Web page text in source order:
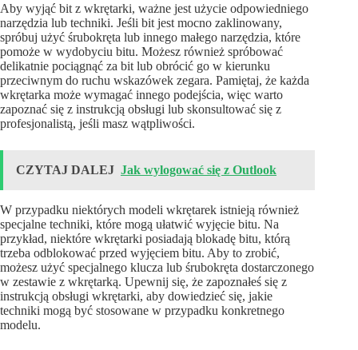
Aby wyjąć bit z wkrętarki, ważne jest użycie odpowiedniego
narzędzia lub techniki. Jeśli bit jest mocno zaklinowany,
spróbuj użyć śrubokręta lub innego małego narzędzia, które
pomoże w wydobyciu bitu. Możesz również spróbować
delikatnie pociągnąć za bit lub obrócić go w kierunku
przeciwnym do ruchu wskazówek zegara. Pamiętaj, że każda
wkrętarka może wymagać innego podejścia, więc warto
zapoznać się z instrukcją obsługi lub skonsultować się z
profesjonalistą, jeśli masz wątpliwości.
CZYTAJ DALEJ Jak wylogować się z Outlook
W przypadku niektórych modeli wkrętarek istnieją również
specjalne techniki, które mogą ułatwić wyjęcie bitu. Na
przykład, niektóre wkrętarki posiadają blokadę bitu, którą
trzeba odblokować przed wyjęciem bitu. Aby to zrobić,
możesz użyć specjalnego klucza lub śrubokręta dostarczonego
w zestawie z wkrętarką. Upewnij się, że zapoznałeś się z
instrukcją obsługi wkrętarki, aby dowiedzieć się, jakie
techniki mogą być stosowane w przypadku konkretnego
modelu.